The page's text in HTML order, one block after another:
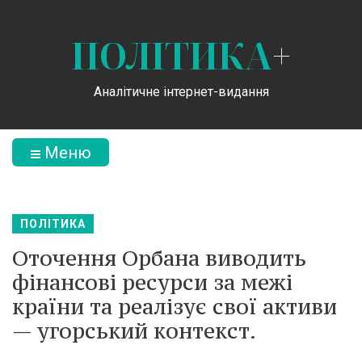
ПОЛІТИКА+
Аналітичне інтернет-видання
Меню
ПОЛІТИКА
Оточення Орбана виводить
фінансові ресурси за межі
країни та реалізує свої активи
— угорський контекст.